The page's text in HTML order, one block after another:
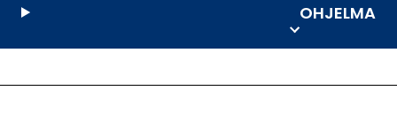
OHJELMA